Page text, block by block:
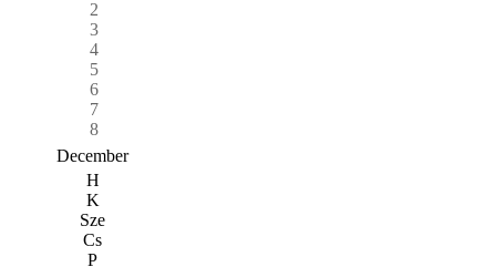
2
3
4
5
6
7
8
December
H
K
Sze
Cs
P